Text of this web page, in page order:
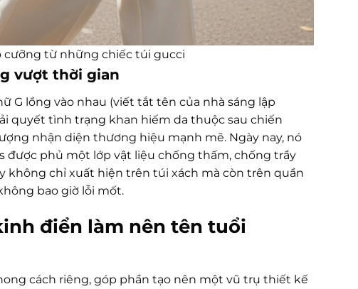
cưỡng từ những chiếc túi gucci
vượt thời gian
G lồng vào nhau (viết tắt tên của nhà sáng lập
quyết tình trạng khan hiếm da thuộc sau chiến
nhận diện thương hiệu mạnh mẽ. Ngày nay, nó
được phủ một lớp vật liệu chống thấm, chống trầy
không chỉ xuất hiện trên túi xách mà còn trên quần
bao giờ lỗi mốt.
điển làm nên tên tuổi
cách riêng, góp phần tạo nên một vũ trụ thiết kế